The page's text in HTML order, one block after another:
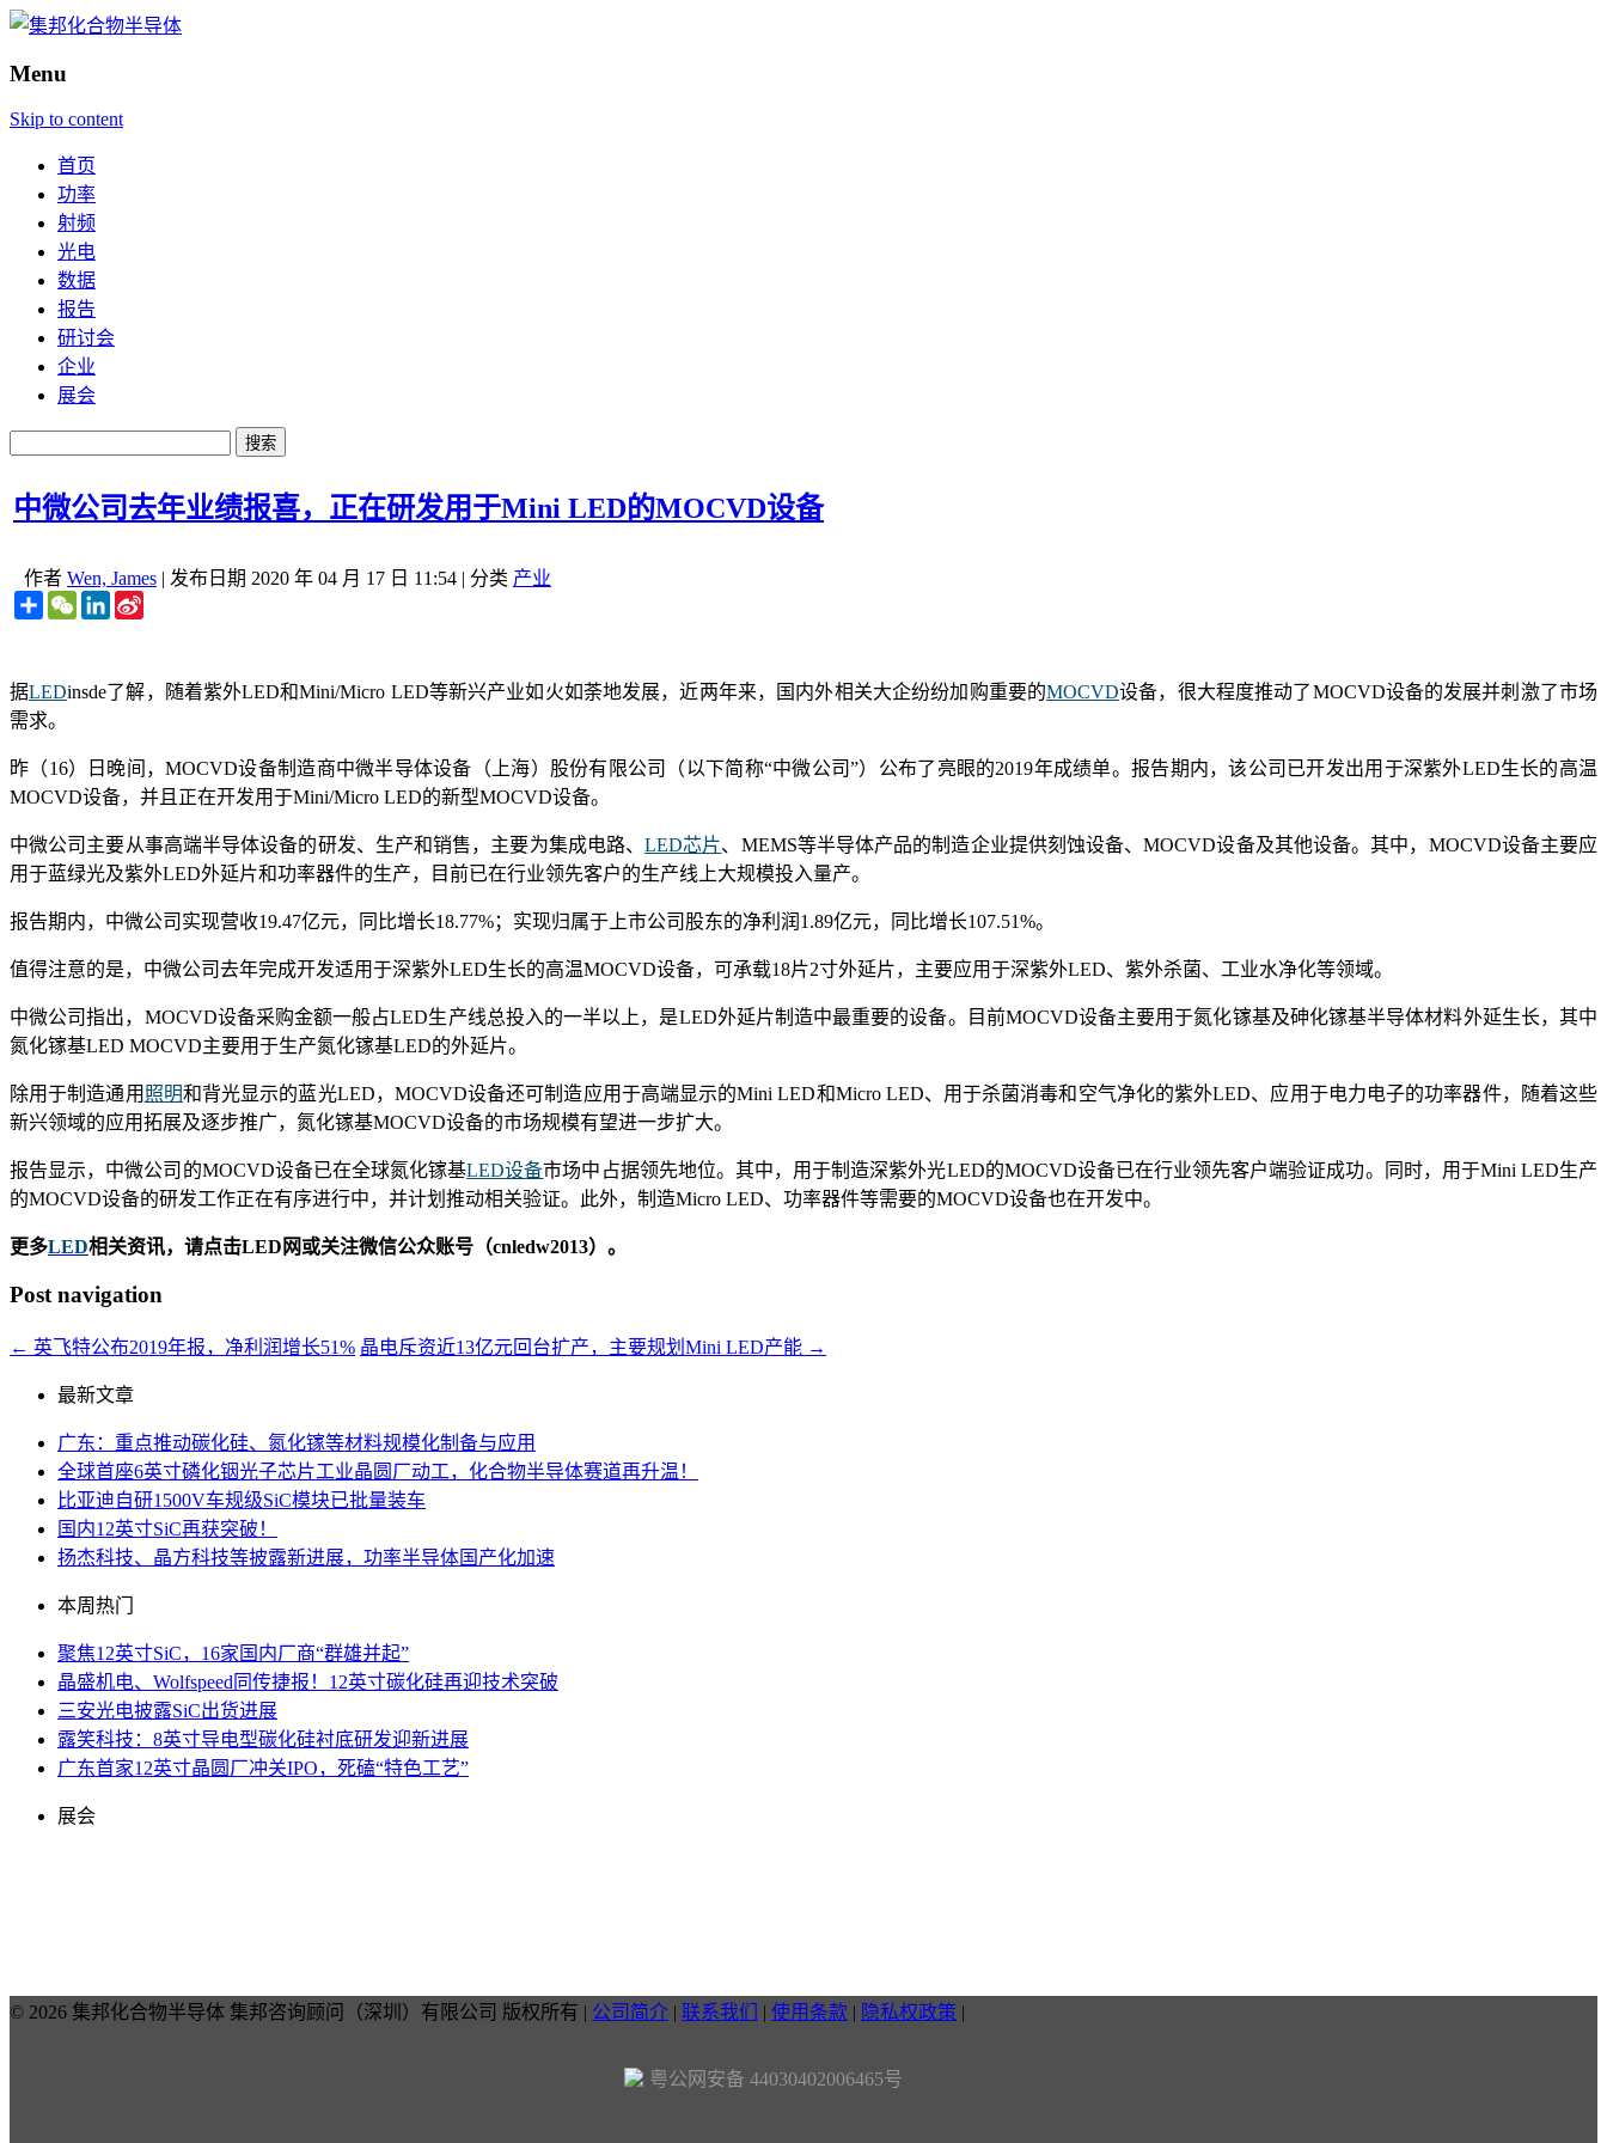
Menu
Skip to content
首页
功率
射频
光电
数据
报告
研讨会
企业
展会
中微公司去年业绩报喜，正在研发用于Mini LED的MOCVD设备
作者 Wen, James | 发布日期 2020 年 04 月 17 日 11:54 | 分类 产业
ShareWeChatLinkedIn
据LEDinsde了解，随着紫外LED和Mini/Micro LED等新兴产业如火如荼地发展，近两年来，国内外相关大企纷纷加购重要的MOCVD设备，很大程度推动了MOCVD设备的发展并刺激了市场
需求。
昨（16）日晚间，MOCVD设备制造商中微半导体设备（上海）股份有限公司（以下简称“中微公司”）公布了亮眼的2019年成绩单。报告期内，该公司已开发出用于深紫外LED生长的高温
MOCVD设备，并且正在开发用于Mini/Micro LED的新型MOCVD设备。
中微公司主要从事高端半导体设备的研发、生产和销售，主要为集成电路、LED芯片、MEMS等半导体产品的制造企业提供刻蚀设备、MOCVD设备及其他设备。其中，MOCVD设备主要应
用于蓝绿光及紫外LED外延片和功率器件的生产，目前已在行业领先客户的生产线上大规模投入量产。
报告期内，中微公司实现营收19.47亿元，同比增长18.77%；实现归属于上市公司股东的净利润1.89亿元，同比增长107.51%。
值得注意的是，中微公司去年完成开发适用于深紫外LED生长的高温MOCVD设备，可承载18片2寸外延片，主要应用于深紫外LED、紫外杀菌、工业水净化等领域。
中微公司指出，MOCVD设备采购金额一般占LED生产线总投入的一半以上，是LED外延片制造中最重要的设备。目前MOCVD设备主要用于氮化镓基及砷化镓基半导体材料外延生长，其中
氮化镓基LED MOCVD主要用于生产氮化镓基LED的外延片。
除用于制造通用 照明和背光显示的蓝光LED，MOCVD设备还可制造应用于高端显示的Mini LED和Micro LED、用于杀菌消毒和空气净化的紫外LED、应用于电力电子的功率器件，随着这些
新兴领域的应用拓展及逐步推广，氮化镓基MOCVD设备的市场规模有望进一步扩大。
报告显示，中微公司的MOCVD设备已在全球氮化镓基LED设备市场中占据领先地位。其中，用于制造深紫外光LED的MOCVD设备已在行业领先客户端验证成功。同时，用于Mini LED生产
的MOCVD设备的研发工作正在有序进行中，并计划推动相关验证。此外，制造Micro LED、功率器件等需要的MOCVD设备也在开发中。
更多LED相关资讯，请点击LED网或关注微信公众账号（cnledw2013）。
Post navigation
← 英飞特公布2019年报，净利润增长51% 晶电斥资近13亿元回台扩产，主要规划Mini LED产能 →
最新文章
广东：重点推动碳化硅、氮化镓等材料规模化制备与应用
全球首座6英寸磷化铟光子芯片工业晶圆厂动工，化合物半导体赛道再升温！
比亚迪自研1500V车规级SiC模块已批量装车
国内12英寸SiC再获突破！
扬杰科技、晶方科技等披露新进展，功率半导体国产化加速
本周热门
聚焦12英寸SiC，16家国内厂商“群雄并起”
晶盛机电、Wolfspeed同传捷报！12英寸碳化硅再迎技术突破
三安光电披露SiC出货进展
露笑科技：8英寸导电型碳化硅衬底研发迎新进展
广东首家12英寸晶圆厂冲关IPO，死磕“特色工艺”
展会
© 2026 集邦化合物半导体 集邦咨询顾问（深圳）有限公司 版权所有 | 公司简介 | 联系我们 | 使用条款 | 隐私权政策 |
粤公网安备 44030402006465号